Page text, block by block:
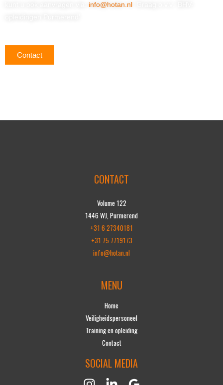
info@hotan.nl
Contact
CONTACT
Volume 122
1446 WJ, Purmerend
+31 6 27340181
+31 75 7719173
info@hotan.nl
MENU
Home
Veiligheidspersoneel
Training en opleiding
Contact
SOCIAL MEDIA